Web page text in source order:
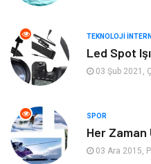
Bilgisayar & Yazılım
Müzik
Spor
Turizm
TEKNOLOJI
Led Spot
03 Şub 2021,
SPOR
Her Zaman
03 Ara 2015,